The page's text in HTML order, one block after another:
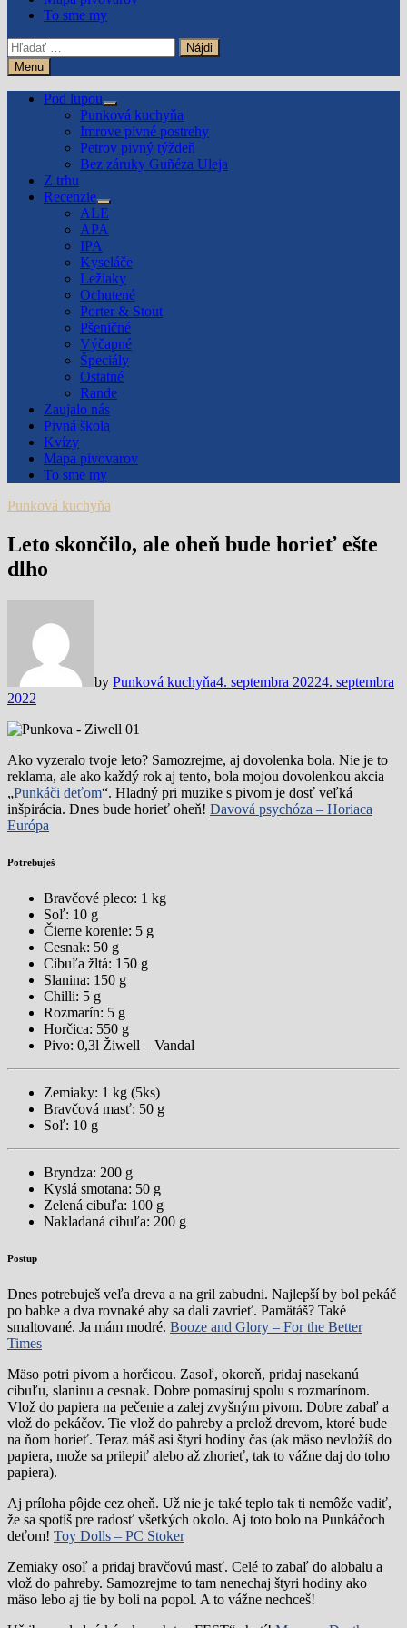
To sme my
Hľadať:
Menu
Pod lupou
Show
sub
menu
Punková kuchyňa
Imrove pivné postrehy
Petrov pivný týždeň
Bez záruky Guñéza Uleja
Z trhu
Recenzie
Show
sub
menu
ALE
APA
IPA
Kyseláče
Ležiaky
Ochutené
Porter & Stout
Pšeničné
Výčapné
Špeciály
Ostatné
Rande
Zaujalo nás
Pivná škola
Kvízy
Mapa pivovarov
To sme my
Punková kuchyňa
Leto skončilo, ale oheň bude horieť ešte
dlho
by Punková kuchyňa4. septembra 20224. septembra
2022
Ako vyzeralo tvoje leto? Samozrejme, aj dovolenka bola. Nie je to
reklama, ale ako každý rok aj tento, bola mojou dovolenkou akcia
„Punkáči deťom“. Hladný pri muzike s pivom je dosť veľká
inšpirácia. Dnes bude horieť oheň! Davová psychóza – Horiaca
Európa
Potrebuješ
Bravčové pleco: 1 kg
Soľ: 10 g
Čierne korenie: 5 g
Cesnak: 50 g
Cibuľa žltá: 150 g
Slanina: 150 g
Chilli: 5 g
Rozmarín: 5 g
Horčica: 550 g
Pivo: 0,3l Žiwell – Vandal
Zemiaky: 1 kg (5ks)
Bravčová masť: 50 g
Soľ: 10 g
Bryndza: 200 g
Kyslá smotana: 50 g
Zelená cibuľa: 100 g
Nakladaná cibuľa: 200 g
Postup
Dnes potrebuješ veľa dreva a na gril zabudni. Najlepší by bol pekáč
po babke a dva rovnaké aby sa dali zavrieť. Pamätáš? Také
smaltované. Ja mám modré. Booze and Glory – For the Better
Times
Mäso potri pivom a horčicou. Zasoľ, okoreň, pridaj nasekanú
cibuľu, slaninu a cesnak. Dobre pomasíruj spolu s rozmarínom.
Vlož do papiera na pečenie a zalej zvyšným pivom. Dobre zabaľ a
vlož do pekáčov. Tie vlož do pahreby a prelož drevom, ktoré bude
na ňom horieť. Teraz máš asi štyri hodiny čas (ak mäso nevložíš do
papiera, može sa prilepiť alebo až zhorieť, tak to vážne daj do toho
papiera).
Aj príloha pôjde cez oheň. Už nie je také teplo tak ti nemôže vadiť,
že sa spotíš pre radosť všetkých okolo. Aj toto bolo na Punkáčoch
deťom! Toy Dolls – PC Stoker
Zemiaky osoľ a pridaj bravčovú masť. Celé to zabaľ do alobalu a
vlož do pahreby. Samozrejme to tam nenechaj štyri hodiny ako
mäso lebo aj tie by boli na popol. A to vážne nechceš!